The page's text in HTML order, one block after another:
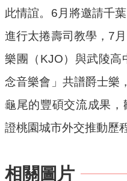
導
覽
見
信
桃
政
此情誼。6月將邀請千
進行太捲壽司教學，7
樂團（KJO）與武陵
念音樂會」共譜爵士樂
龜尾的豐碩交流成果
證桃園城市外交推動歷程
相關圖片